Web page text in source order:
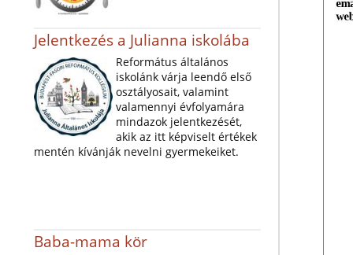
Jelentkezés a Julianna iskolába
Református általános
iskolánk várja leendő első
osztályosait, valamint
valamennyi évfolyamára
mindazok jelentkezését,
akik az itt képviselt értékek
mentén kívánják nevelni gyermekeiket.
Baba-mama kör